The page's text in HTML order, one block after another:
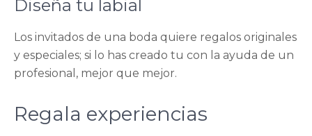
Diseña tu labial
Los invitados de una boda quiere regalos originales
y especiales; si lo has creado tu con la ayuda de un
profesional, mejor que mejor.
Regala experiencias